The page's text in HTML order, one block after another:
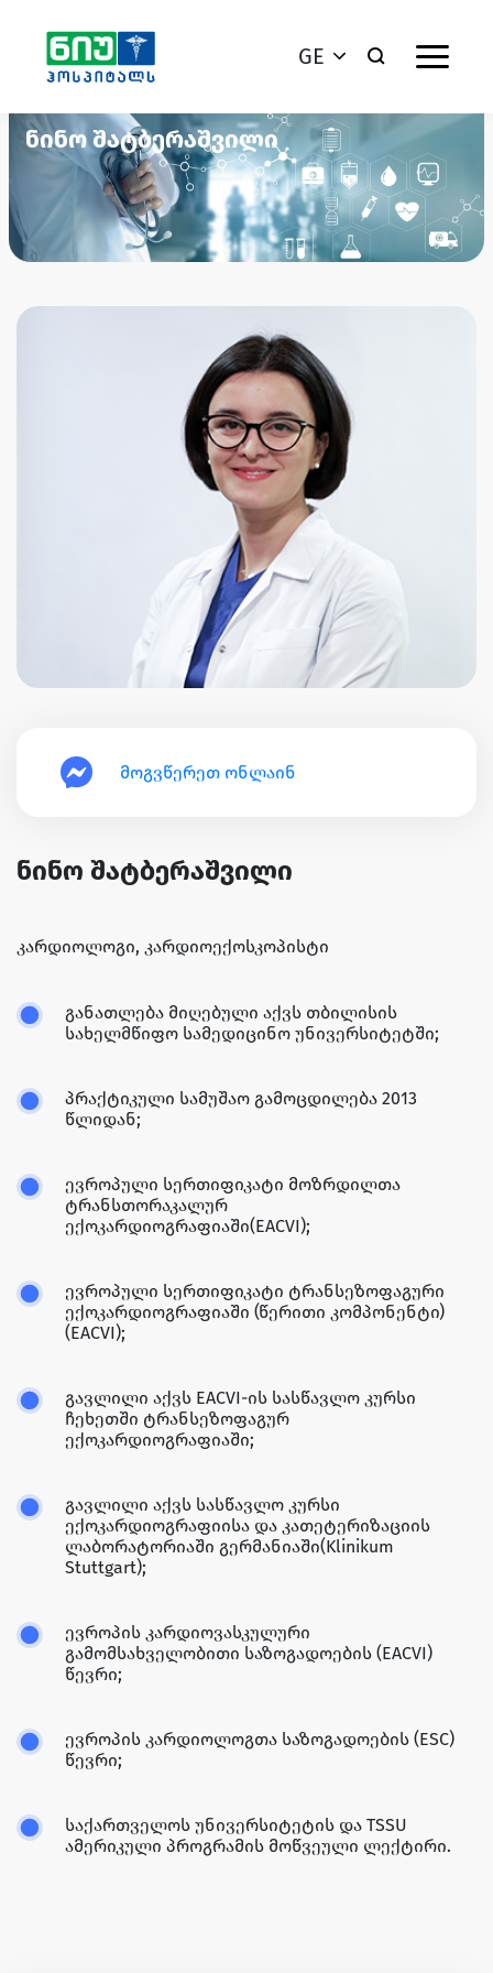
GE
ნინო შატბერაშვილი
მოგვწერეთ ონლაინ
ნინო შატბერაშვილი
კარდიოლოგი, კარდიოექოსკოპისტი
განათლება მიღებული აქვს თბილისის
სახელმწიფო სამედიცინო უნივერსიტეტში;
პრაქტიკული სამუშაო გამოცდილება 2013
წლიდან;
ევროპული სერთიფიკატი მოზრდილთა
ტრანსთორაკალურ
ექოკარდიოგრაფიაში(EACVI);
ევროპული სერთიფიკატი ტრანსეზოფაგური
ექოკარდიოგრაფიაში (წერითი კომპონენტი)
(EACVI);
გავლილი აქვს EACVI-ის სასწავლო კურსი
ჩეხეთში ტრანსეზოფაგურ
ექოკარდიოგრაფიაში;
გავლილი აქვს სასწავლო კურსი
ექოკარდიოგრაფიისა და კათეტერიზაციის
ლაბორატორიაში გერმანიაში(Klinikum
Stuttgart);
ევროპის კარდიოვასკულური
გამომსახველობითი საზოგადოების (EACVI)
წევრი;
ევროპის კარდიოლოგთა საზოგადოების (ESC)
წევრი;
საქართველოს უნივერსიტეტის და TSSU
ამერიკული პროგრამის მოწვეული ლექტირი.